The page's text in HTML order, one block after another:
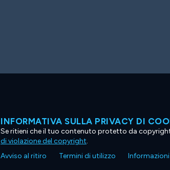
INFORMATIVA SULLA PRIVACY DI
Se ritieni che il tuo contenuto protetto da
di violazione del copyright.
Avviso al ritiro
Termini di utilizzo